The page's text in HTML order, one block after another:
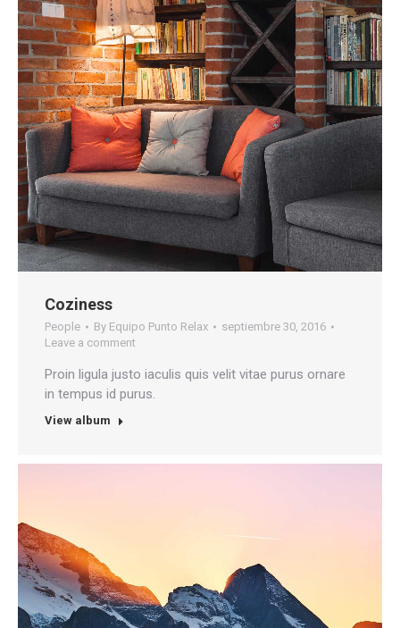
Coziness
People By Equipo Punto Relax
septiembre 30, 2016
Leave a comment
Proin ligula justo iaculis quis velit vitae purus ornare
in tempus id purus.
View album